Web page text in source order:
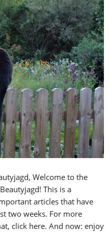
Welcome to the
This is a
articles that have
two weeks. For more
click here. And now: enjoy